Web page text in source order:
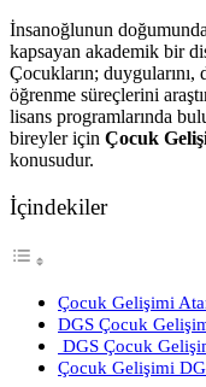
İnsanoğlunun
kapsayan akademik bir
Çocukların; duygularını,
öğrenme süreçlerini
lisans programlarında
bireyler için Çocuk
konusudur.
İçindekiler
Çocuk Gelişimi
DGS Çocuk
DGS Çocuk
Çocuk Gelişimi